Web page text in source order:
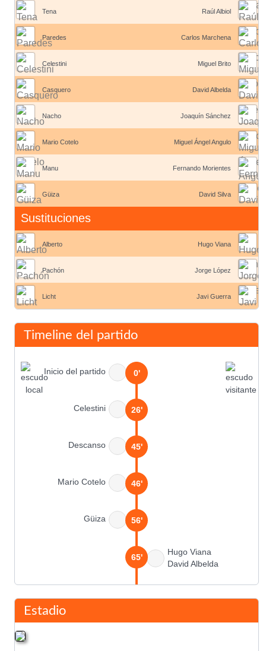
Tena
Paredes
Celestini
Casquero
Nacho
Mario Cotelo
Manu
Güiza
Sustituciones
Alberto
Pachón
Licht
Raúl Albiol
Carlos Marchena
Miguel Brito
David Albelda
Joaquín Sánchez
Miguel Ángel Angulo
Fernando Morientes
David Silva
Hugo Viana
Jorge López
Javi Guerra
Timeline del partido
Inicio del partido 0'
Celestini 26'
Descanso 45'
Mario Cotelo 46'
Güiza 56'
Hugo Viana
David Albelda
65'
Estadio